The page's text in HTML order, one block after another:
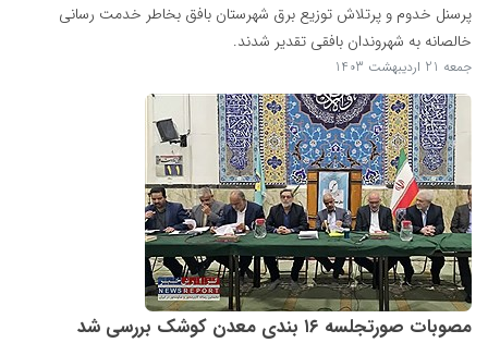
پرسنل خدوم و پرتلاش توزیع برق شهرستان بافق بخاطر خدمت رسانی
خالصانه به شهروندان بافقی تقدیر شدند.
جمعه 21 اردیبهشت 1403
مصوبات صورتجلسه ۱۶ بندی معدن کوشک بررسی شد